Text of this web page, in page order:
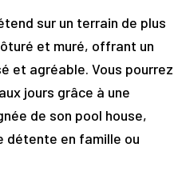
sur un terrain de plus
et muré, offrant un
et agréable. Vous pourrez
jours grâce à une
de son pool house,
détente en famille ou